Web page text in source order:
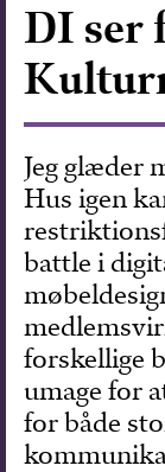
International
Arbejdsmiljø
Uddannelse
Europapolitik
Forskning
DI ser
Jeg glæder
Hus igen
battle i
forskellige
umage for
for både